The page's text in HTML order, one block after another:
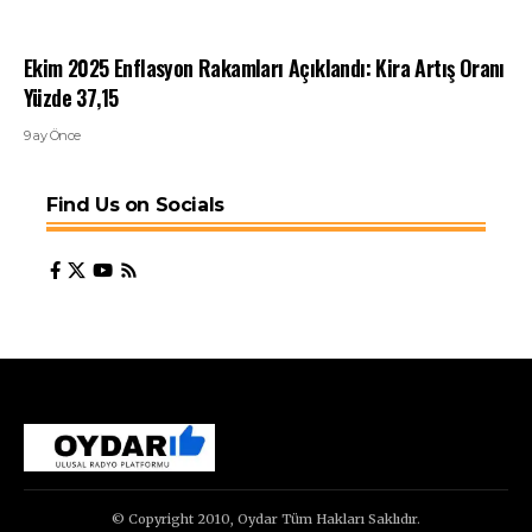
Ekim 2025 Enflasyon Rakamları Açıklandı: Kira Artış Oranı
Yüzde 37,15
9 ay Önce
Find Us on Socials
© Copyright 2010, Oydar Tüm Hakları Saklıdır.